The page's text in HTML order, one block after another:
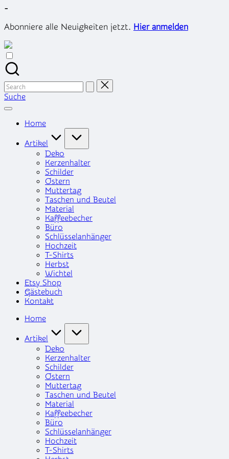
Skip
content
-
Abonniere alle Neuigkeiten jetzt. Hier anmelden
Search
for:
Suche
Home
Artikel
Deko
Kerzenhalter
Schilder
Ostern
Muttertag
Taschen und Beutel
Material
Kaffeebecher
Büro
Schlüsselanhänger
Hochzeit
T-Shirts
Herbst
Wichtel
Etsy Shop
Gästebuch
Kontakt
Home
Artikel
Deko
Kerzenhalter
Schilder
Ostern
Muttertag
Taschen und Beutel
Material
Kaffeebecher
Büro
Schlüsselanhänger
Hochzeit
T-Shirts